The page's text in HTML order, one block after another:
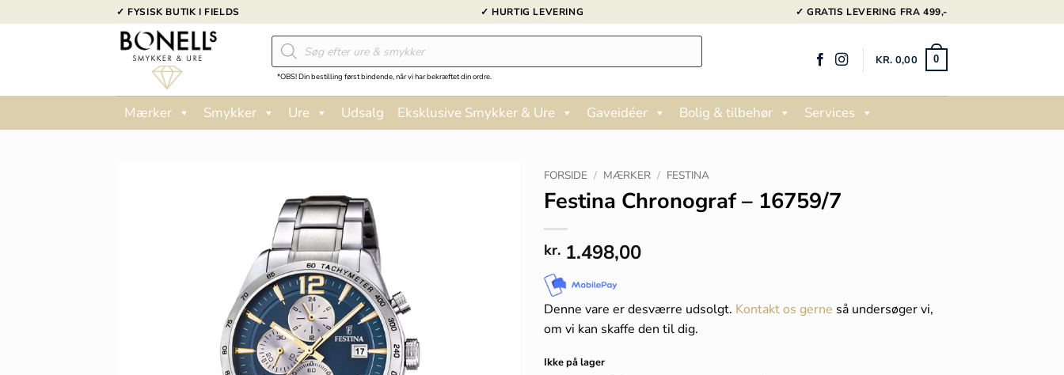
til
✓ FYSISK BUTIK I FIELDS ✓ HURTIG LEVERING ✓ GRATIS LEVERING FRA 499,-
Products
search
*OBS! Din bestilling først bindende, når vi har bekræftet din ordre.
KR. 0,00 0
Mærker Smykker Ure Udsalg Eksklusive Smykker & Ure Gaveidéer Bolig & tilbehør Services
FORSIDE / MÆRKER / FESTINA
Festina Chronograf – 16759/7
kr. 1.498,00
Denne vare er desværre udsolgt. Kontakt os gerne så undersøger vi,
om vi kan skaffe den til dig.
Ikke på lager